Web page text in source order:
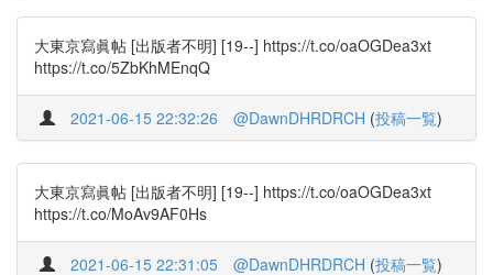
大東京寫眞帖 [出版者不明] [19--] https://t.co/oaOGDea3xt
https://t.co/5ZbKhMEnqQ
2021-06-15 22:32:26 @DawnDHRDRCH (投稿一覧)
大東京寫眞帖 [出版者不明] [19--] https://t.co/oaOGDea3xt
https://t.co/MoAv9AF0Hs
2021-06-15 22:31:05 @DawnDHRDRCH (投稿一覧)